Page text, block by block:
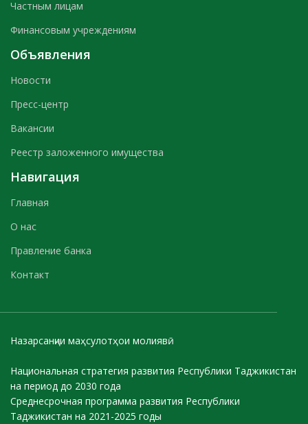
Частным лицам
Финансовым учреждениям
Объявления
Новости
Пресс-центр
Вакансии
Реестр заложенного имущества
Навигация
Главная
О нас
Правление банка
Контакт
Назарсанҷии маҳсулотҳои молиявӣ
Национальная стратегия развития Республики Таджикистан
на период до 2030 года
Среднесрочная программа развития Республики
Таджикистан на 2021-2025 годы